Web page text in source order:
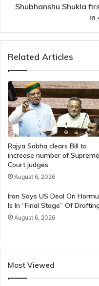
Shukla
to
Karman
41
years
Shubhanshu Shukla
in
Related Articles
Rajya Sabha clears Bill to
increase number of Supreme
Court judges
August 6, 2026
Iran Says US Deal On
Is In “Final Stage” Of
August 6, 2026
Most Viewed